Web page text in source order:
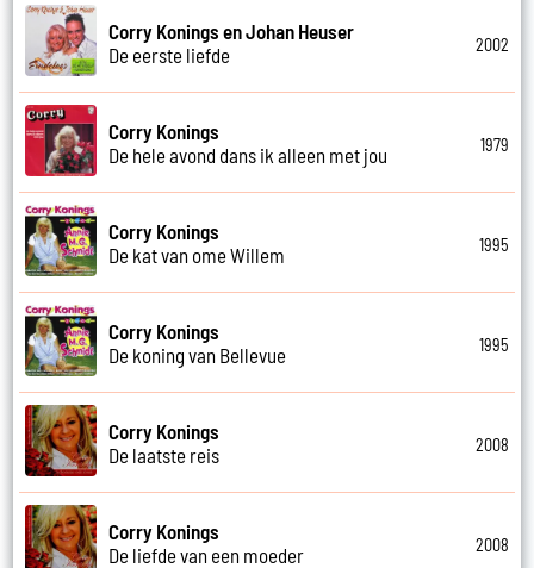
Corry Konings en Johan Heuser
De eerste liefde
2002
Corry Konings
De hele avond dans ik alleen met jou
1979
Corry Konings
De kat van ome Willem
1995
Corry Konings
De koning van Bellevue
1995
Corry Konings
De laatste reis
2008
Corry Konings
De liefde van een moeder
2008